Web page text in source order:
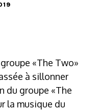
«The Two»
à sillonner
du groupe «The
la musique du